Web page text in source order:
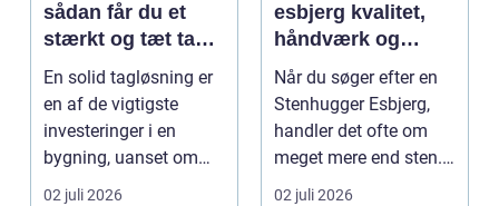
sådan får du et
stærkt og tæt tag i
mange år
En solid tagløsning er
en af de vigtigste
investeringer i en
bygning, uanset om
der er tale om bolig...
02 juli 2026
esbjerg kvalitet,
håndværk og
personlige
løsninger
Når du søger efter en
Stenhugger Esbjerg,
handler det ofte om
meget mere end sten.
Det handler om at...
02 juli 2026